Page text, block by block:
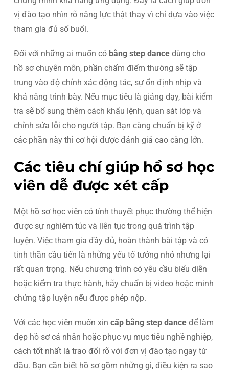
vị đào tạo nhìn rõ năng lực thật thay vì chỉ dựa vào việc
tham gia đủ số buổi.
Đối với những ai muốn có bằng step dance dùng cho
hồ sơ chuyên môn, phần chấm điểm thường sẽ tập
trung vào độ chính xác động tác, sự ổn định nhịp và
khả năng trình bày. Nếu mục tiêu là giảng dạy, bài kiểm
tra sẽ bổ sung thêm cách khẩu lệnh, quan sát lớp và
chỉnh sửa lỗi cho người tập. Bạn càng chuẩn bị kỹ ở
các phần này thì cơ hội được đánh giá cao càng lớn.
Các tiêu chí giúp hồ sơ học
viên dễ được xét cấp
Một hồ sơ học viên có tính thuyết phục thường thể hiện
được sự nghiêm túc và liên tục trong quá trình tập
luyện. Việc tham gia đầy đủ, hoàn thành bài tập và có
tinh thần cầu tiến là những yếu tố tưởng nhỏ nhưng lại
rất quan trọng. Nếu chương trình có yêu cầu biểu diễn
hoặc kiểm tra thực hành, hãy chuẩn bị video hoặc minh
chứng tập luyện nếu được phép nộp.
Với các học viên muốn xin cấp bằng step dance để làm
đẹp hồ sơ cá nhân hoặc phục vụ mục tiêu nghề nghiệp,
cách tốt nhất là trao đổi rõ với đơn vị đào tạo ngay từ
đầu. Bạn cần biết hồ sơ gồm những gì, điều kiện ra sao